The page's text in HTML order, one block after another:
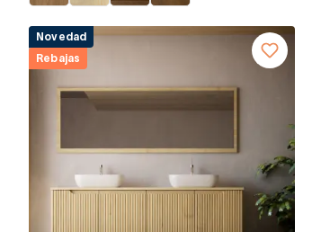
Novedad
Rebajas